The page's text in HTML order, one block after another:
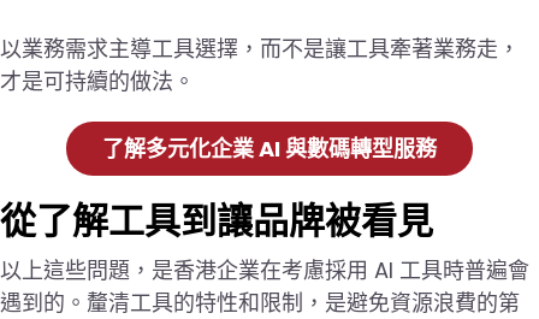
以業務需求主導工具選擇，而不是讓工具牽著業務走，
才是可持續的做法。
了解多元化企業 AI 與數碼轉型服務
從了解工具到讓品牌被看見
以上這些問題，是香港企業在考慮採用 AI 工具時普遍會
遇到的。釐清工具的特性和限制，是避免資源浪費的第